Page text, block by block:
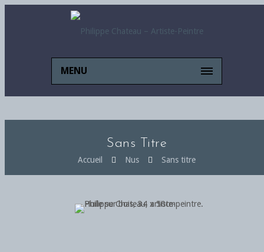
MENU
Sans Titre
Accueil Nus Sans titre